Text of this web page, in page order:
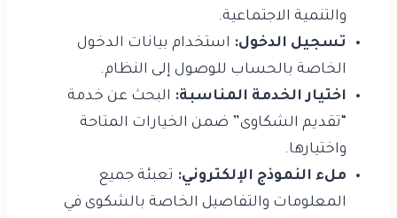
والتنمية الاجتماعية.
تسجيل الدخول: استخدام بيانات الدخول
الخاصة بالحساب للوصول إلى النظام.
اختيار الخدمة المناسبة: البحث عن خدمة
“تقديم الشكاوى” ضمن الخيارات المتاحة
واختيارها.
ملء النموذج الإلكتروني: تعبئة جميع
المعلومات والتفاصيل الخاصة بالشكوى في